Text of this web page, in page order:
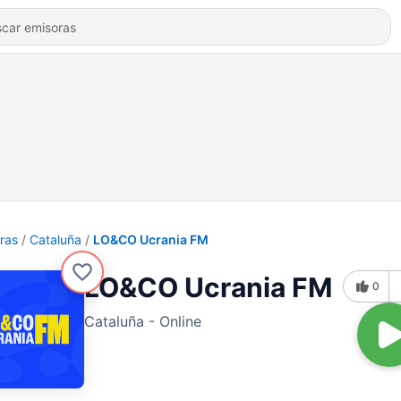
Cataluña LO&CO Ucrania FM
LO&CO Ucrania FM
Cataluña - Online
0